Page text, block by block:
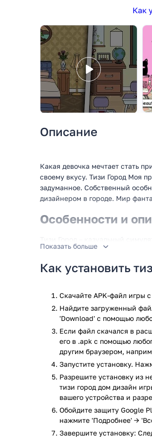
Как
Описание
Какая девочка мечтает стать
своему вкусу. Тизи Город Моя
задуманное. Собственный
дизайнером в городе. Мир
Особенности и
возраста. Дом мечты
много: кровати, диваны, столы,
построенным особняком можно
Почувствуйте себя экспертом
добавляются новые по мере
Разные локации, карты,
Тратится на обновление
Особенности:
разные объекты для
королевские предметы,
Утилита бесплатная,
Заинтересует юных девушек в
Показать больше
Как установить
Скачайте APK-файл игры
Найдите загруженный
'Download' с помощью
Если файл скачался в
его в .apk с помощью
другим браузером,
Запустите установку.
Разрешите установку из
тизи город дом дизайн
вашего устройства и
Обойдите защиту Google
нажмите 'Подробнее' →
Завершите установку: